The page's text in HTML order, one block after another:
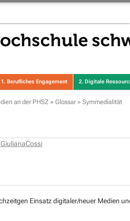
1. Berufliches Engagement 2. Digitale
an der PHSZ » Glossar» Symmedialität
GiulianaCossi
Einsatz digitaler/neuer Medien